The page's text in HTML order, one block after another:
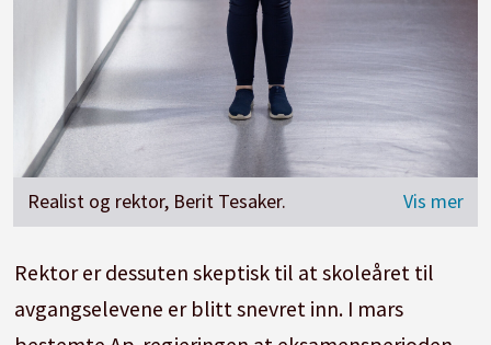
Realist og rektor, Berit Tesaker.
Rektor er dessuten skeptisk til at skoleåret til
avgangselevene er blitt snevret inn. I mars